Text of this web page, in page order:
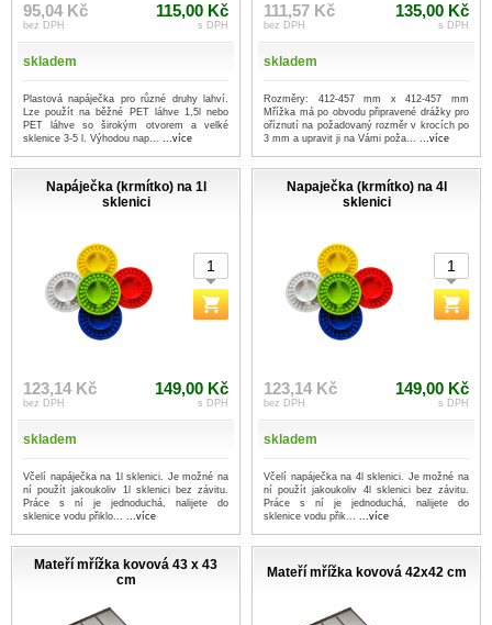
95,04 Kč
bez DPH
115,00 Kč
s DPH
skladem
Plastová napáječka pro různé druhy lahví.
Lze použít na běžné PET láhve 1,5l nebo
PET láhve so širokým otvorem a velké
sklenice 3-5 l. Výhodou nap... ...více
111,57 Kč
bez DPH
135,00 Kč
s DPH
skladem
Rozměry: 412-457 mm x 412-457 mm
Mřížka má po obvodu připravené drážky pro
oříznutí na požadovaný rozměr v krocích po
3 mm a upravit ji na Vámi poža... ...více
Napáječka (krmítko) na 1l
sklenici
123,14 Kč
bez DPH
149,00 Kč
s DPH
skladem
Včelí napáječka na 1l sklenici. Je možné na
ní použít jakoukoliv 1l sklenici bez závitu.
Práce s ní je jednoduchá, nalijete do
sklenice vodu přiklo... ...více
Napaječka (krmítko) na 4l
sklenici
123,14 Kč
bez DPH
149,00 Kč
s DPH
skladem
Včelí napáječka na 4l sklenici. Je možné na
ní použít jakoukoliv 4l sklenici bez závitu.
Práce s ní je jednoduchá, nalijete do
sklenice vodu přik... ...více
Mateří mřížka kovová 43 x 43
cm
Mateří mřížka kovová 42x42 cm